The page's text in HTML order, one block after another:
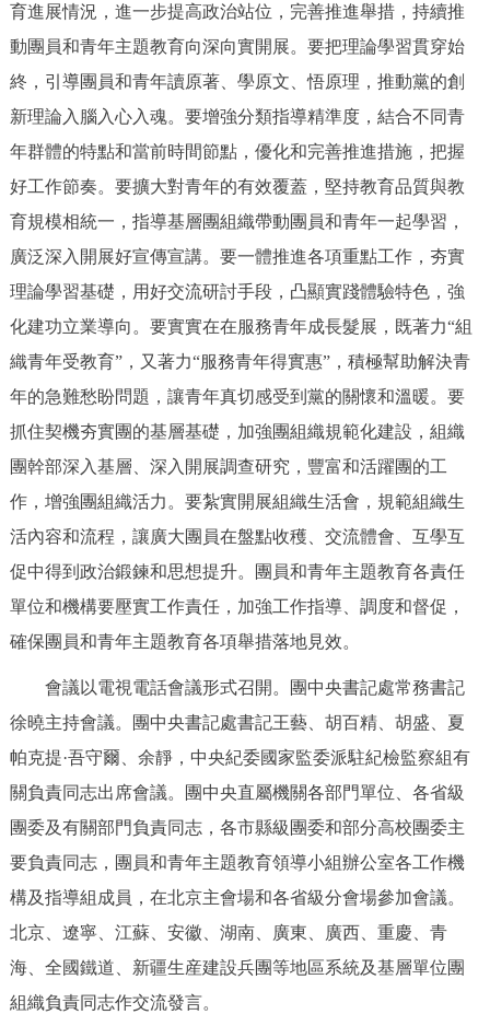
回到頂部
育進展情況，進一步提高政治站位，完善推進舉措，持續推
動團員和青年主題教育向深向實開展。要把理論學習貫穿始
終，引導團員和青年讀原著、學原文、悟原理，推動黨的創
新理論入腦入心入魂。要增強分類指導精準度，結合不同青
年群體的特點和當前時間節點，優化和完善推進措施，把握
好工作節奏。要擴大對青年的有效覆蓋，堅持教育品質與教
育規模相統一，指導基層團組織帶動團員和青年一起學習，
廣泛深入開展好宣傳宣講。要一體推進各項重點工作，夯實
理論學習基礎，用好交流研討手段，凸顯實踐體驗特色，強
化建功立業導向。要實實在在服務青年成長髮展，既著力“組
織青年受教育”，又著力“服務青年得實惠”，積極幫助解決青
年的急難愁盼問題，讓青年真切感受到黨的關懷和溫暖。要
抓住契機夯實團的基層基礎，加強團組織規範化建設，組織
團幹部深入基層、深入開展調查研究，豐富和活躍團的工
作，增強團組織活力。要紮實開展組織生活會，規範組織生
活內容和流程，讓廣大團員在盤點收穫、交流體會、互學互
促中得到政治鍛鍊和思想提升。團員和青年主題教育各責任
單位和機構要壓實工作責任，加強工作指導、調度和督促，
確保團員和青年主題教育各項舉措落地見效。
會議以電視電話會議形式召開。團中央書記處常務書記
徐曉主持會議。團中央書記處書記王藝、胡百精、胡盛、夏
帕克提·吾守爾、余靜，中央紀委國家監委派駐紀檢監察組有
關負責同志出席會議。團中央直屬機關各部門單位、各省級
團委及有關部門負責同志，各市縣級團委和部分高校團委主
要負責同志，團員和青年主題教育領導小組辦公室各工作機
構及指導組成員，在北京主會場和各省級分會場參加會議。
北京、遼寧、江蘇、安徽、湖南、廣東、廣西、重慶、青
海、全國鐵道、新疆生産建設兵團等地區系統及基層單位團
組織負責同志作交流發言。